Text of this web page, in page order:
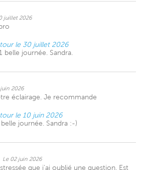
juillet 2026
le 30 juillet 2026
journée. Sandra.
2026
éclairage. Je recommande
le 10 juin 2026
journée. Sandra :-)
Le 02 juin 2026
que j'ai oublié une question. Est